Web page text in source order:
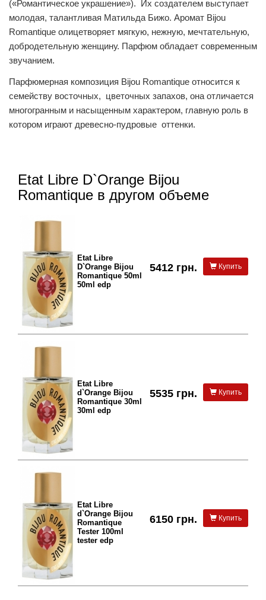
(«Романтическое украшение»). Их создателем выступает
молодая, талантливая Матильда Бижо. Аромат Bijou
Romantique олицетворяет мягкую, нежную, мечтательную,
добродетельную женщину. Парфюм обладает современным
звучанием.
Парфюмерная композиция Bijou Romantique относится к
семейству восточных, цветочных запахов, она отличается
многогранным и насыщенным характером, главную роль в
котором играют древесно-пудровые оттенки.
Etat Libre D`Orange Bijou
Romantique в другом объеме
Etat Libre
D`Orange Bijou
Romantique 50ml
50ml edp
5412 грн. Купить
Etat Libre
d`Orange Bijou
Romantique 30ml
30ml edp
5535 грн. Купить
Etat Libre
d`Orange Bijou
Romantique
Tester 100ml
tester edp
6150 грн. Купить